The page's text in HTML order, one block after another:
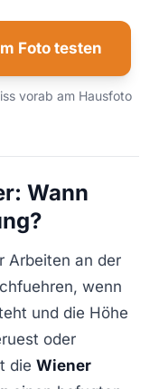
Foto testen
vorab am Hausfoto
Wann
Arbeiten an der
wenn
und die Höhe
oder
die Wiener